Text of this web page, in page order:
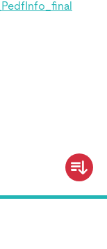
_PedfInfo_final